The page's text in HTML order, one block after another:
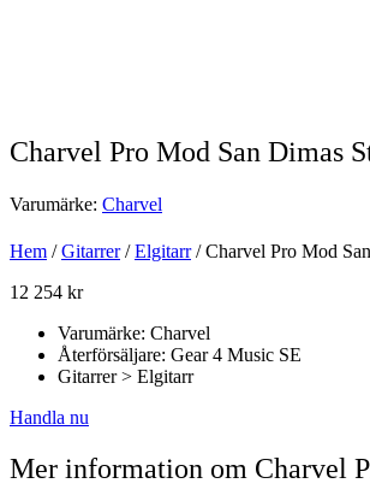
Charvel Pro Mod San Dimas
Varumärke: Charvel
Hem /Gitarrer/Elgitarr/ Charvel Pro Mod
12 254 kr
Varumärke: Charvel
Återförsäljare: Gear 4 Music SE
Gitarrer > Elgitarr
Handla nu
Mer information om Charvel